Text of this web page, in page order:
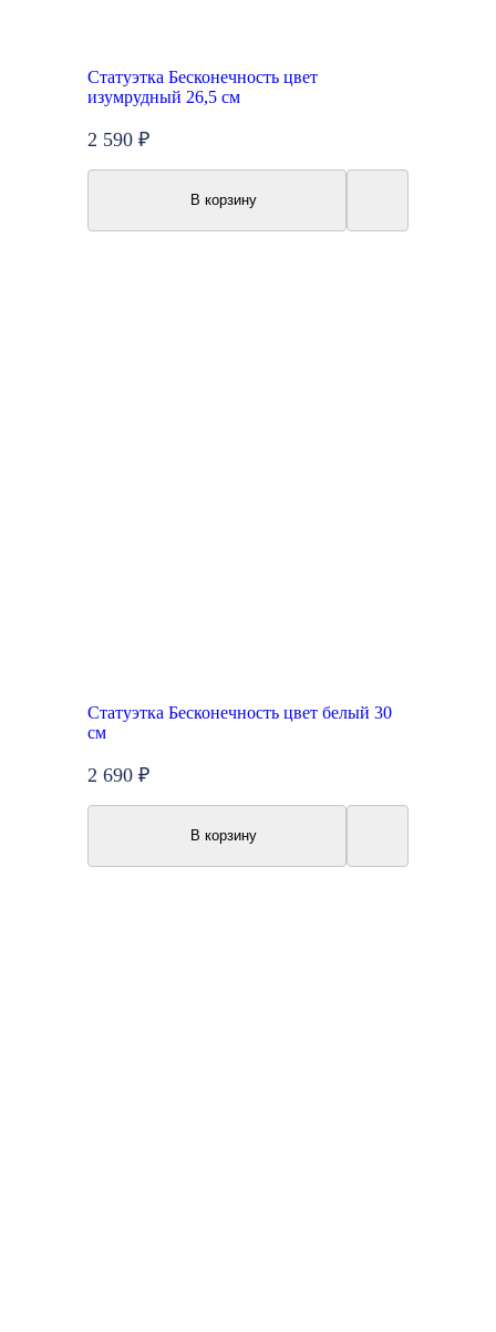
Статуэтка Бесконечность цвет
изумрудный 26,5 см
2 590 ₽
В корзину
Статуэтка Бесконечность цвет белый 30
см
2 690 ₽
В корзину